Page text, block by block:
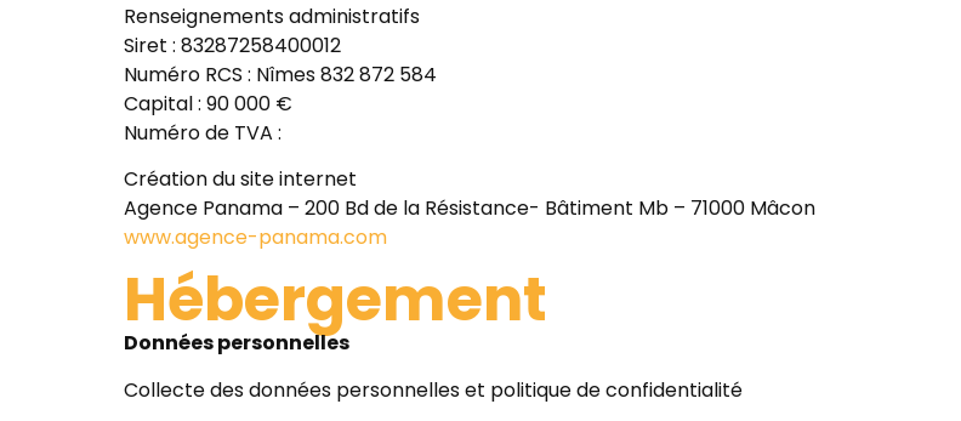
Renseignements administratifs
Siret : 83287258400012
Numéro RCS : Nîmes 832 872 584
Capital : 90 000 €
Numéro de TVA :
Création du site internet
Agence Panama – 200 Bd de la Résistance- Bâtiment Mb – 71000 Mâcon
www.agence-panama.com
Hébergement
Données personnelles
Collecte des données personnelles et politique de confidentialité